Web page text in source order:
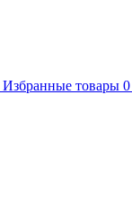
Избранные товары 0